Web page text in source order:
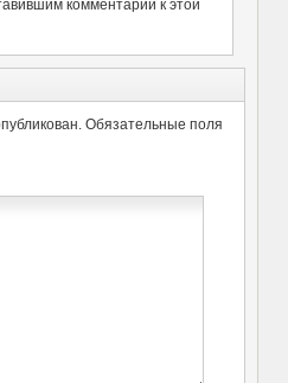
комментарий к этой
Обязательные поля